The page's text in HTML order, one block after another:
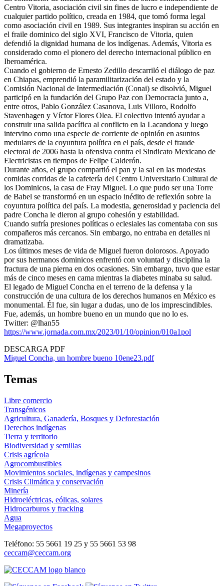
Centro Vitoria, asociación civil sin fines de lucro e independiente de
cualquier partido político, creada en 1984, que tomó forma legal
como asociación civil en 1989. Sus integrantes inspiran su acción en
el fraile dominico del siglo XVI, Francisco de Vitoria, quien
defendió la dignidad humana de los indígenas. Además, Vitoria es
considerado como el pionero del derecho internacional público en
Iberoamérica.
Cuando el gobierno de Ernesto Zedillo descarriló el diálogo de paz
en Chiapas, emprendió la paramilitarización del estado y la
Comisión Nacional de Intermediación (Conai) se disolvió, Miguel
participó en la fundación del Grupo Paz con Democracia junto a,
entre otros, Pablo González Casanova, Luis Villoro, Rodolfo
Stavenhagen y Víctor Flores Olea. El colectivo intentó ayudar a
construir una salida pacífica al conflicto en la Lacandona y luego
intervino como una especie de corriente de opinión en asuntos
medulares de la coyuntura política en el país, desde el fraude
electoral de 2006 hasta la ofensiva contra el Sindicato Mexicano de
Electricistas en tiempos de Felipe Calderón.
Durante años, el grupo compartió el pan y la sal en las modestas
comidas corridas de la cafetería del Centro Universitario Cultural de
los Dominicos, la casa de Fray Miguel. Lo que pudo ser una Torre
de Babel se transformó en un espacio inédito de reflexión sobre la
coyuntura política del país. La modestia, generosidad y paciencia del
padre Concha le dieron al grupo cohesión y estabilidad.
Cuando sufría presiones políticas o eclesiales las comentaba con sus
compañeros más cercanos. Sin embargo, no entraba en detalles ni
dramatizaba.
Los últimos meses de vida de Miguel fueron dolorosos. Apoyado
por sus hermanos dominicos enfrentó con voluntad y disciplina la
fractura de una pierna en dos ocasiones. Sin embargo, tuvo que estar
más de cinco meses en cama mientras la diabetes minaba su salud.
El legado de Miguel Concha en el terreno de la defensa y la
construcción de una cultura de los derechos humanos en México es
monumental. Él fue, sin lugar a dudas, uno de los imprescindibles.
Fue, además, un hombre bueno en un mundo que no lo es.
Twitter: @lhan55
https://www.jornada.com.mx/2023/01/10/opinion/010a1pol
DESCARGA PDF
Miguel Concha, un hombre bueno 10ene23.pdf
Temas
Libre comercio
Transgénicos
Agricultura, Ganadería, Bosques y Deforestación
Derechos indígenas
Tierra y territorio
Biodiversidad y semillas
Crisis agrícola
Agrocombustibles
Movimientos sociales, indígenas y campesinos
Crisis Climática y conservación
Minería
Hidroeléctricas, eólicas, solares
Hidrocarburos y fracking
Agua
Megaproyectos
Teléfono: 55 5661 19 25 y 55 5661 53 98
ceccam@ceccam.org